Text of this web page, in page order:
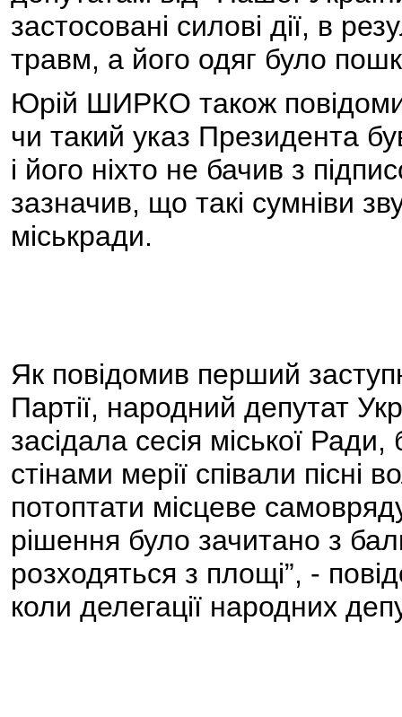
застосовані силові дії, в
травм, а його одяг було
Юрій ШИРКО також
чи такий указ Президента
і його ніхто не бачив з
зазначив, що такі сумніви
міськради.
Як повідомив перший
Партії, народний депутат
засідала сесія міської
стінами мерії співали
потоптати місцеве
рішення було зачитано з
розходяться з площі”, -
коли делегації народних